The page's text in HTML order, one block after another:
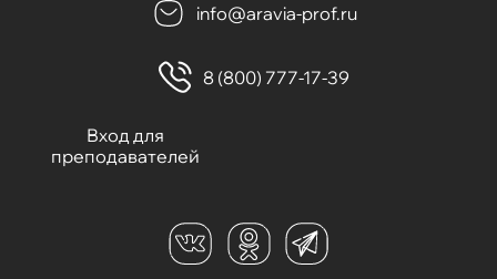
info@aravia-prof.ru
8 (800) 777-17-39
Вход для
преподавателей